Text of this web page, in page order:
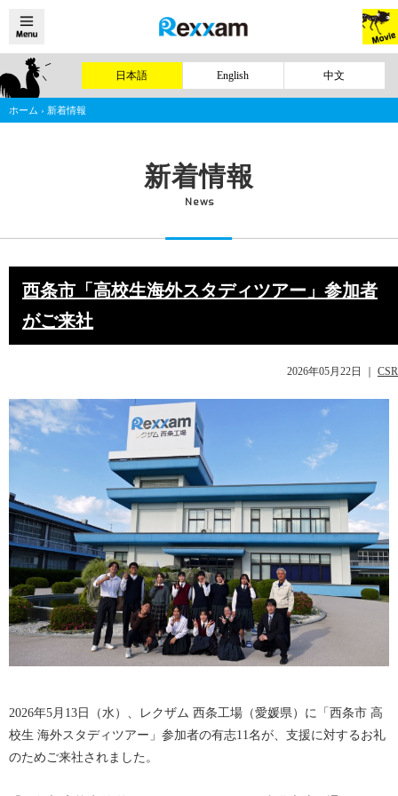
日本語 English 中文
ホーム › 新着情報
新着情報
News
西条市「高校生海外スタディツアー」参加者
がご来社
2026年05月22日 CSR
2026年5月13日（水）、レクザム 西条工場（愛媛県）に「西条市 高
校生 海外スタディツアー」参加者の有志11名が、支援に対するお礼
のためご来社されました。